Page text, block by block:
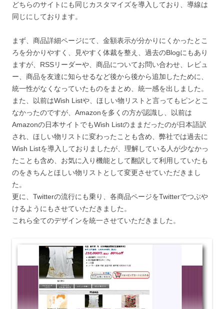
どちらのサイトにも同じカスタマイズを導入しており、導線は
同じにしております。
まず、商品詳細ページにて、金額表示が分かりにくかったとこ
ろを分かりやすく、見やすく体裁を整え、過去のBlogにもあり
ますが、RSSリーダーや、商品についてお問い合わせ、レビュ
ー、商品を友達に知らせるなど後から後から追加したために、
統一性がなくなっていたものをまとめ、統一感を出しました。
また、以前はWish Listや、ほしい物リストと言ってもピンとこ
なかったのですが、Amazonを多くの方が認識し、以前は
Amazonの日本サイトでもWish Listのままだったのが日本語訳
され、ほしい物リストに変わったことも含め、弊社では過去に
Wish Listを導入しておりましたが、理解している人が少なかっ
たことも含め、お気に入り機能として翻訳して利用していたも
のをきちんとほしい物リストとして変更させていただきまし
た。
更に、Twitterの流行にも乗り、各商品ページをTwitterでつぶや
けるようにもさせていただきました。
これら全てのデザインを統一させていただきました。